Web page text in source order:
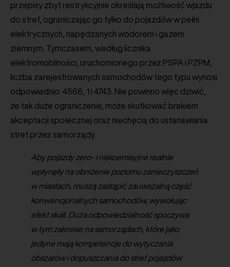
przepisy zbyt restrykcyjnie określają możliwość wjazdu
do stref, ograniczając go tylko do pojazdów w pełni
elektrycznych, napędzanych wodorem i gazem
ziemnym. Tymczasem, według licznika
elektromobilności, uruchomionego przez PSPA i PZPM,
liczba zarejestrowanych samochodów tego typu wynosi
odpowiednio: 4566, 1 i 4743. Nie powinno więc dziwić,
że tak duże ograniczenie, może skutkować brakiem
akceptacji społecznej oraz niechęcią do ustanawiania
stref przez samorządy.
Aby pojazdy zero- i niskoemisyjne realnie
wpłynęły na obniżenie poziomu zanieczyszczeń
w miastach, muszą zastąpić zauważalną część
konwencjonalnych samochodów, wywołując
efekt skali. Duża odpowiedzialność spoczywa
w tym zakresie na samorządach, które jako
jedyne mają kompetencje do wytyczania
obszarów i dopuszczania do stref pojazdów